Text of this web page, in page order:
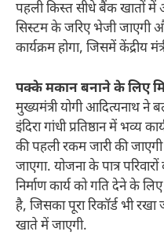
पहली किस्त सीधे बैंक खातों में
सिस्टम के जरिए भेजी जाएगी
कार्यक्रम होगा, जिसमें केंद्रीय
पक्के मकान बनाने के लिए
मुख्यमंत्री योगी आदित्यनाथ
इंदिरा गांधी प्रतिष्ठान में भव्य
की पहली रकम जारी की
जाएगा. योजना के पात्र
निर्माण कार्य को गति देने के
है, जिसका पूरा रिकॉर्ड भी
खाते में जाएगी.